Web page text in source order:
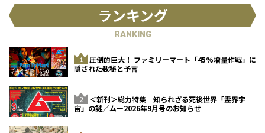
ランキング
RANKING
圧倒的巨大！ ファミリーマート「45%増量作戦」に
隠された数秘と予言
＜新刊＞総力特集 知られざる死後世界「霊界宇
宙」の謎／ムー2026年9月号のお知らせ